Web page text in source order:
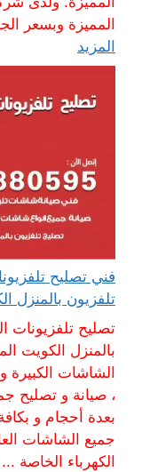
المميزة وبسعر
المزيد
تلفزيون بالمنزل
تصليح
بالمنزل الكويت
الشاشات الكبيرة
، صيانة و تصليح
بعدة أحجام و
جميع الشاشات
الكهرباء الخاصة ...